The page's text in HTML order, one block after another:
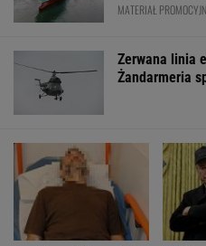
MATERIAŁ
Zerwana linia
Żandarmeria